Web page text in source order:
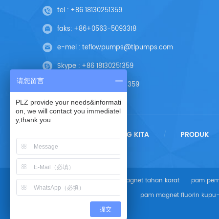
tel : +86 18130251359
faks: +86+0563-5093318
e-mel :teflowpumps@tlpumps.com
Skype : +86 18130251359
+86 18130251359
TENTANG KITA / PRODUK
Tag Panas : pam magnet tahan karat pam
pam magnet fluorin
请您留言
PLZ provide your needs&informati
on, we will contact you immediatel
y,thank you
提交